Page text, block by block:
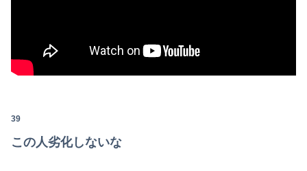
39
この人劣化しないな